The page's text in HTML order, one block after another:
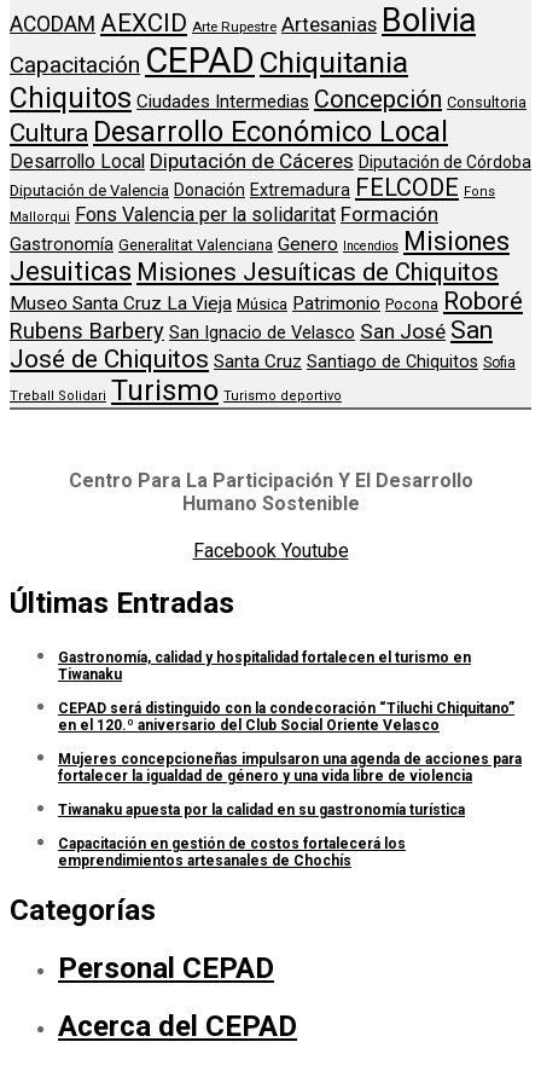
ACODAM AEXCID Arte Rupestre Artesanias Bolivia
Capacitación CEPAD Chiquitania
Chiquitos Ciudades Intermedias Concepción Consultoria
Cultura Desarrollo Económico Local
Desarrollo Local Diputación de Cáceres Diputación de Córdoba
Diputación de Valencia Donación Extremadura FELCODE Fons
Mallorqui Fons Valencia per la solidaritat Formación
Gastronomía Generalitat Valenciana Genero Incendios Misiones
Jesuiticas Misiones Jesuíticas de Chiquitos
Museo Santa Cruz La Vieja Música Patrimonio Pocona Roboré
Rubens Barbery San Ignacio de Velasco San José San
José de Chiquitos Santa Cruz Santiago de Chiquitos Sofia
Treball Solidari Turismo Turismo deportivo
Centro Para La Participación Y El Desarrollo
Humano Sostenible
Facebook Youtube
Últimas Entradas
Gastronomía, calidad y hospitalidad fortalecen el turismo en
Tiwanaku
CEPAD será distinguido con la condecoración “Tiluchi Chiquitano”
en el 120.º aniversario del Club Social Oriente Velasco
Mujeres concepcioneñas impulsaron una agenda de acciones para
fortalecer la igualdad de género y una vida libre de violencia
Tiwanaku apuesta por la calidad en su gastronomía turística
Capacitación en gestión de costos fortalecerá los
emprendimientos artesanales de Chochís
Categorías
Personal CEPAD
Acerca del CEPAD